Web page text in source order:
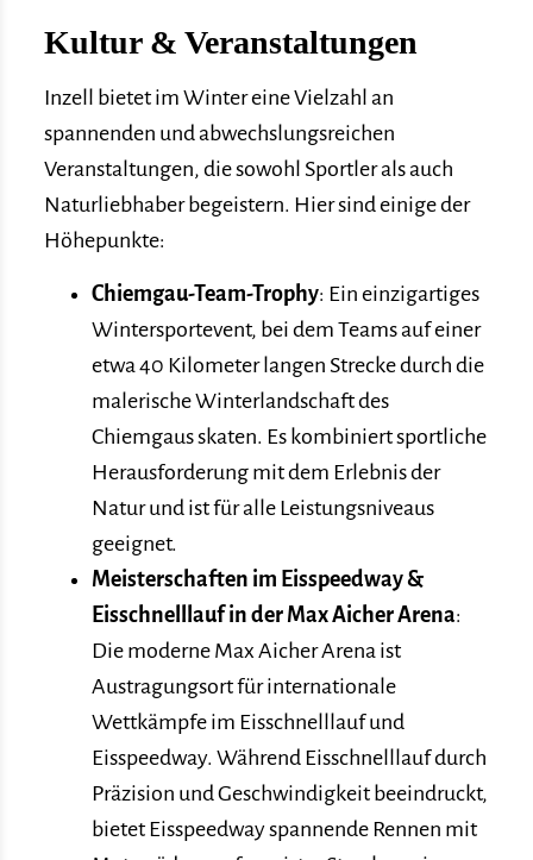
Kultur & Veranstaltungen
Inzell bietet im Winter eine Vielzahl an
spannenden und abwechslungsreichen
Veranstaltungen, die sowohl Sportler als auch
Naturliebhaber begeistern. Hier sind einige der
Höhepunkte:
Chiemgau-Team-Trophy: Ein einzigartiges
Wintersportevent, bei dem Teams auf einer
etwa 40 Kilometer langen Strecke durch die
malerische Winterlandschaft des
Chiemgaus skaten. Es kombiniert sportliche
Herausforderung mit dem Erlebnis der
Natur und ist für alle Leistungsniveaus
geeignet.
Meisterschaften im Eisspeedway &
Eisschnelllauf in der Max Aicher Arena:
Die moderne Max Aicher Arena ist
Austragungsort für internationale
Wettkämpfe im Eisschnelllauf und
Eisspeedway. Während Eisschnelllauf durch
Präzision und Geschwindigkeit beeindruckt,
bietet Eisspeedway spannende Rennen mit